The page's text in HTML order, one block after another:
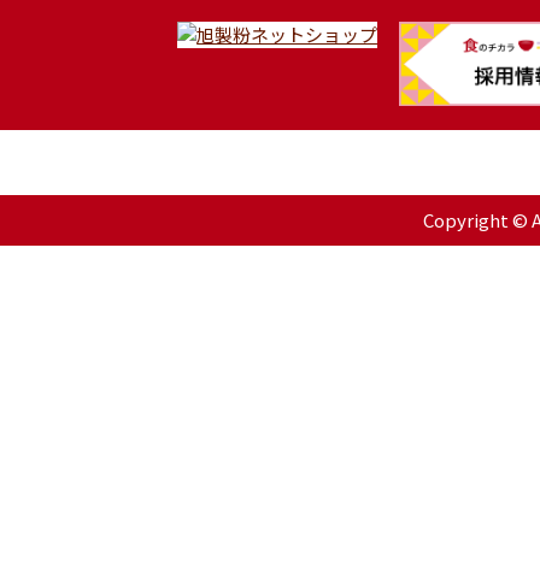
Copyright ©